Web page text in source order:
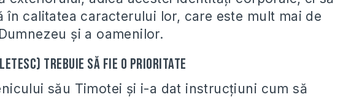
în calitatea caracterului lor, care este mult mai de
şi a oamenilor.
trebuie să fie o prioritate
său Timotei şi i-a dat instrucţiuni cum să